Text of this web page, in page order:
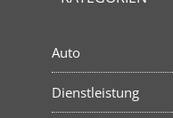
Auto
Dienstleistung